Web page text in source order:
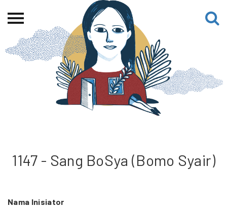
Beranda
Tentang
Permohonan Hibah
Sekolah Pemikiran
1147 - Sang BoSya (Bomo Syair)
Nama Inisiator